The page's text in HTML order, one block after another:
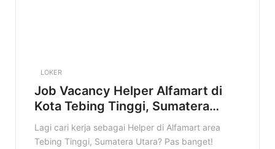
LOKER
Job Vacancy Helper Alfamart di
Kota Tebing Tinggi, Sumatera
Utara Terbaru Tahun 2025
Lagi cari kerja sebagai Helper di Alfamart area
Tebing Tinggi, Sumatera Utara? Pas banget!